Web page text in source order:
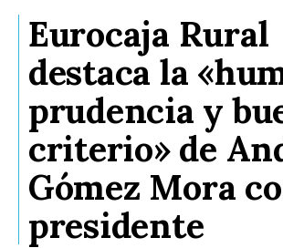
Eurocaja Rural
destaca la
prudencia y
criterio» de
Gómez Mora
presidente